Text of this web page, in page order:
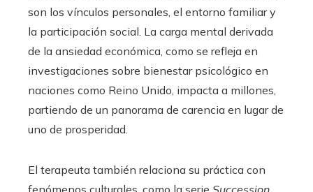
son los vínculos personales, el entorno familiar y
la participación social. La carga mental derivada
de la ansiedad económica, como se refleja en
investigaciones sobre bienestar psicológico en
naciones como Reino Unido, impacta a millones,
partiendo de un panorama de carencia en lugar de
uno de prosperidad.
El terapeuta también relaciona su práctica con
fenómenos culturales, como la serie Succession